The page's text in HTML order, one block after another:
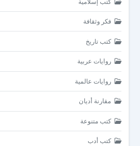
فكر وثقافة
كتب تاريخ
روايات عربية
روايات عالمية
مقارنة أديان
كتب متنوعة
كتب أدب